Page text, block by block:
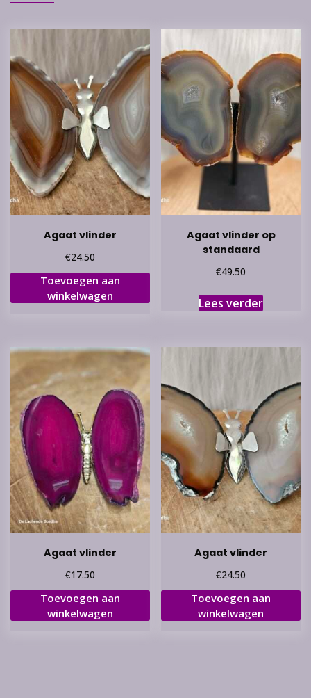
Agaat vlinder
€24.50
Toevoegen aan
winkelwagen
Agaat vlinder op
standaard
€49.50
Lees verder
Agaat vlinder
€17.50
Toevoegen aan
winkelwagen
Agaat vlinder
€24.50
Toevoegen aan
winkelwagen